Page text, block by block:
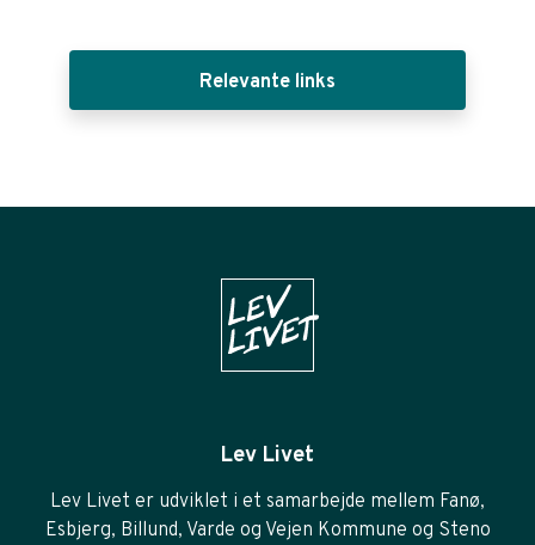
Relevante links
Lev Livet
Lev Livet er udviklet i et samarbejde mellem Fanø,
Esbjerg, Billund, Varde og Vejen Kommune og Steno